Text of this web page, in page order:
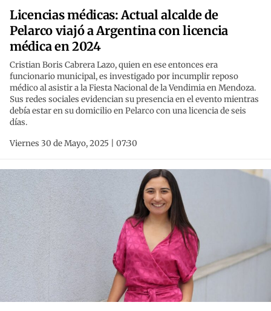
Licencias médicas: Actual alcalde de
Pelarco viajó a Argentina con licencia
médica en 2024
Cristian Boris Cabrera Lazo, quien en ese entonces era
funcionario municipal, es investigado por incumplir reposo
médico al asistir a la Fiesta Nacional de la Vendimia en Mendoza.
Sus redes sociales evidencian su presencia en el evento mientras
debía estar en su domicilio en Pelarco con una licencia de seis
días.
Viernes 30 de Mayo, 2025 | 07:30